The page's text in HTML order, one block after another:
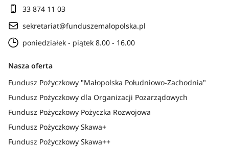
33 874 11 03
sekretariat@funduszemalopolska.pl
poniedziałek - piątek 8.00 - 16.00
Nasza oferta
Fundusz Pożyczkowy "Małopolska Południowo-Zachodnia"
Fundusz Pożyczkowy dla Organizacji Pozarządowych
Fundusz Pożyczkowy Pożyczka Rozwojowa
Fundusz Pożyczkowy Skawa+
Fundusz Pożyczkowy Skawa++